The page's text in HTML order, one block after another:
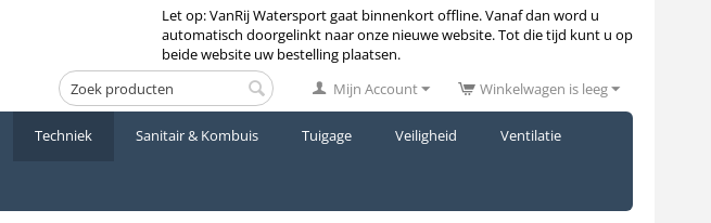
Let op: VanRij Watersport gaat binnenkortoffline. Vanaf dan word u
automatisch doorgelinkt naar onze nieuwe website. Tot die tijd kunt u op
beide website uw bestelling plaatsen.
Winkelwagen is leeg
Mijn Account
Techniek Sanitair & Kombuis Tuigage Veiligheid Ventilatie